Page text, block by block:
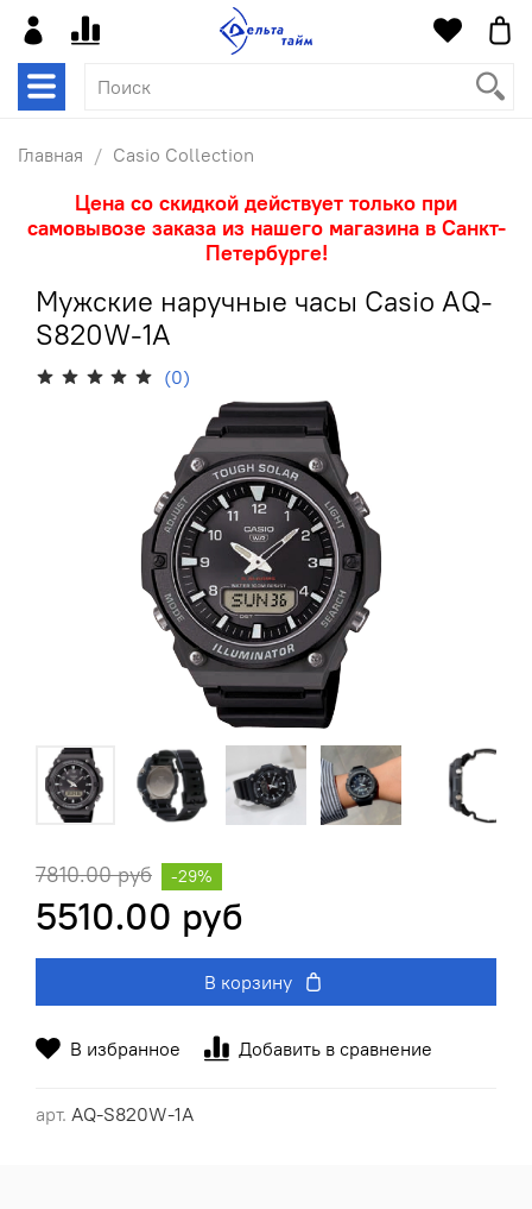
Главная Casio Collection
Цена со скидкой действует только при
самовывозе заказа из нашего магазина в Санкт-
Петербурге!
Мужские наручные часы Casio AQ-
S820W-1A
(0)
В избранное Добавить в сравнение
арт. AQ-S820W-1A
7810.00 руб
5510.00 руб
-29%
В корзину